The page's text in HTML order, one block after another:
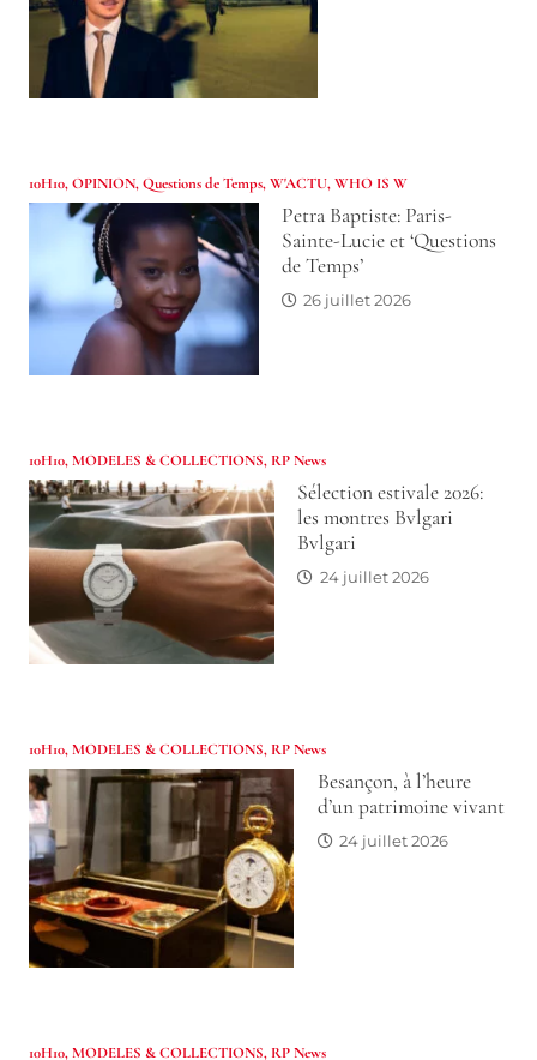
10H10,OPINION,Questions de Temps,W'ACTU,WHO IS W
Petra Baptiste: Paris-
Sainte-Lucie et ‘Questions
de Temps’
26 juillet 2026
10H10,MODELES & COLLECTIONS, RP News
Sélection estivale 2026:
les montres Bvlgari
Bvlgari
24 juillet 2026
10H10,MODELES & COLLECTIONS, RP News
Besançon, à l’heure
d’un patrimoine vivant
24 juillet 2026
10H10,MODELES & COLLECTIONS, RP News